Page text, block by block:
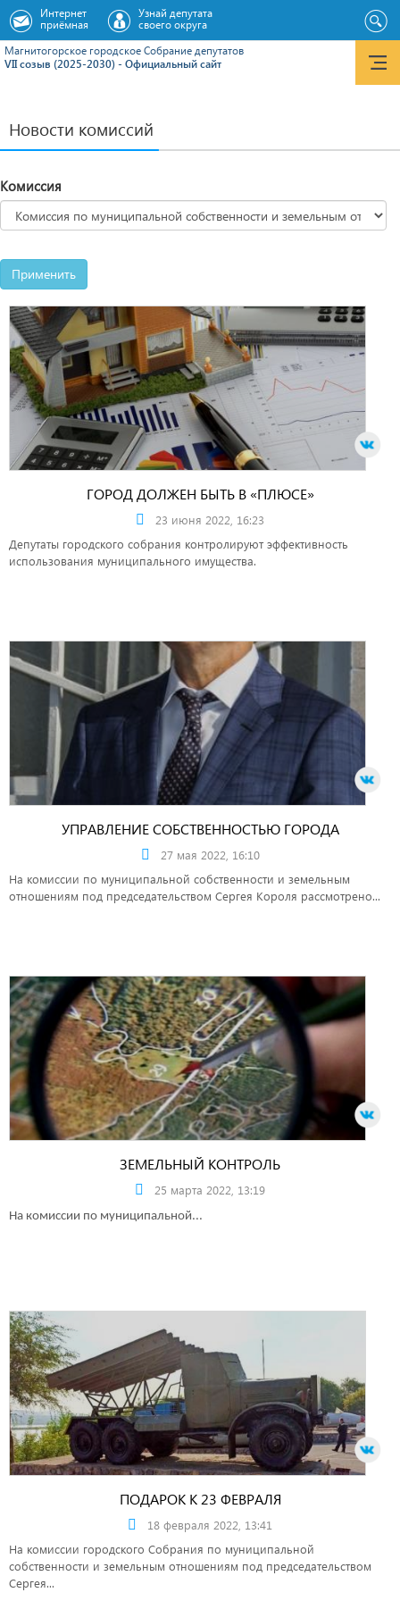
Магнитогорское городское Cобрание депутатов
VII созыв (2025-2030) - Официальный сайт
Интернет
приёмная
Узнай депутата
своего округа
Новости комиссий
Комиссия
Применить
ГОРОД ДОЛЖЕН БЫТЬ В «ПЛЮСЕ»
23 июня 2022, 16:23
Депутаты городского собрания контролируют эффективность
использования муниципального имущества.
УПРАВЛЕНИЕ СОБСТВЕННОСТЬЮ ГОРОДА
27 мая 2022, 16:10
На комиссии по муниципальной собственности и земельным
отношениям под председательством Сергея Короля рассмотрено...
ЗЕМЕЛЬНЫЙ КОНТРОЛЬ
25 марта 2022, 13:19
На комиссии по муниципальной...
ПОДАРОК К 23 ФЕВРАЛЯ
18 февраля 2022, 13:41
На комиссии городского Собрания по муниципальной
собственности и земельным отношениям под председательством
Сергея...